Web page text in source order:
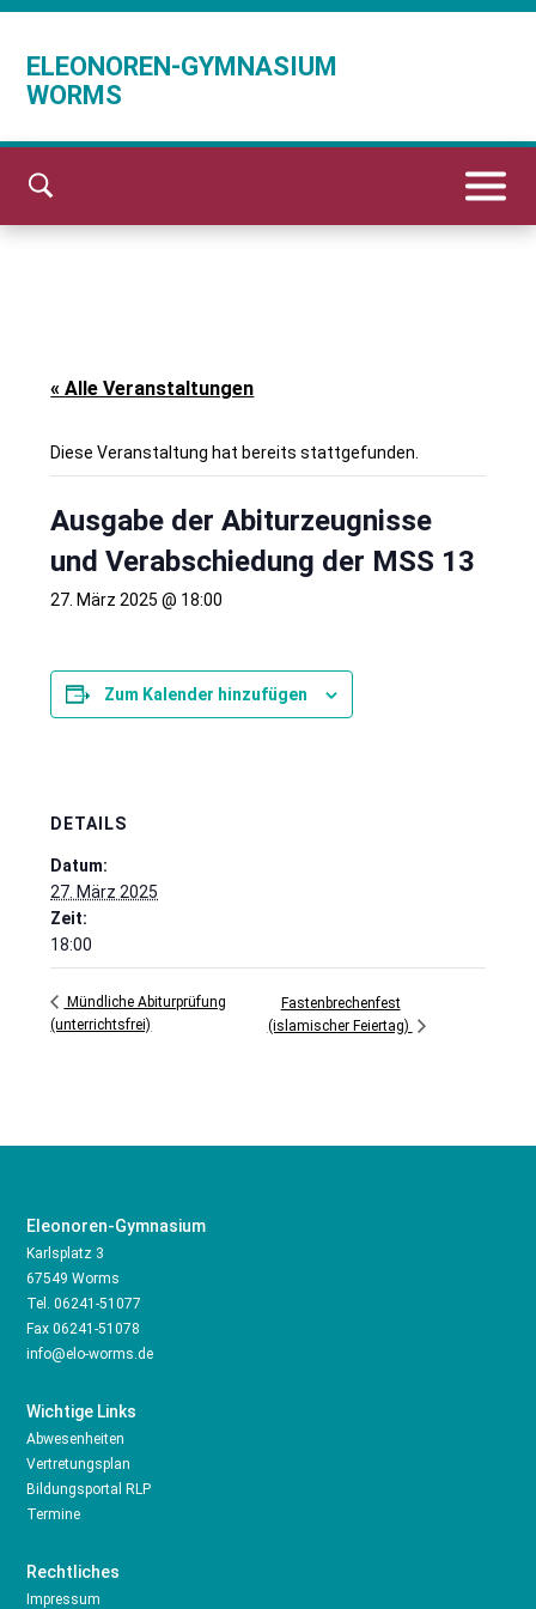
ELEONOREN-GYMNASIUM
WORMS
« Alle Veranstaltungen
Diese Veranstaltung hat bereits stattgefunden.
Ausgabe der Abiturzeugnisse
und Verabschiedung der MSS 13
27. März 2025 @ 18:00
Zum Kalender hinzufügen
DETAILS
Datum:
27. März 2025
Zeit:
18:00
Mündliche Abiturprüfung
(unterrichtsfrei)
Fastenbrechenfest
(islamischer Feiertag)
Eleonoren-Gymnasium
Karlsplatz 3
67549 Worms
Tel.06241-51077
Fax 06241-51078
info@elo-worms.de
Wichtige Links
Abwesenheiten
Vertretungsplan
Bildungsportal RLP
Termine
Rechtliches
Impressum